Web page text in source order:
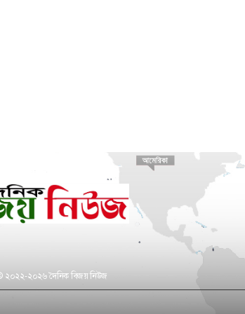
© ২০২২-২০২৬ দৈনিক বিজয় নিউজ